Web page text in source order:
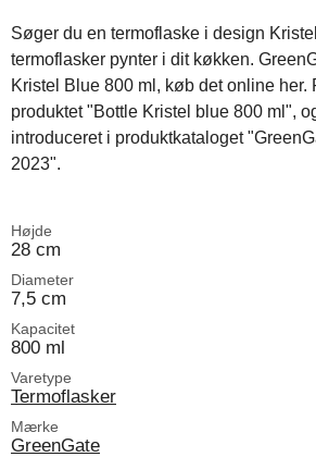
Søger du en termoflaske i design
termoflasker pynter i dit køkken.
Kristel Blue 800 ml, køb det online her.
produktet "Bottle Kristel blue 800 ml",
introduceret i produktkataloget
2023".
Højde
28 cm
Diameter
7,5 cm
Kapacitet
800 ml
Varetype
Termoflasker
Mærke
GreenGate